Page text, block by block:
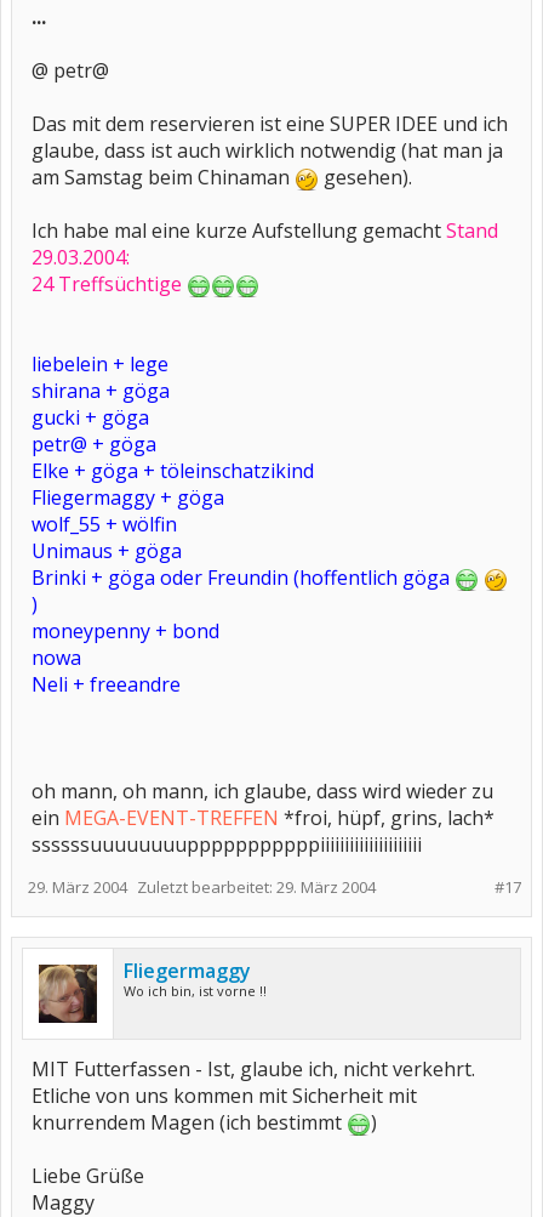
...
@ petr@
Das mit dem reservieren ist eine SUPER IDEE und ich
glaube, dass ist auch wirklich notwendig (hat man ja
am Samstag beim Chinaman
gesehen).
Ich habe mal eine kurze Aufstellung gemachtStand
29.03.2004:
24 Treffsüchtige
liebelein + lege
shirana + göga
gucki + göga
petr@ + göga
Elke + göga + töleinschatzikind
Fliegermaggy + göga
wolf_55 + wölfin
Unimaus + göga
Brinki + göga oder Freundin (hoffentlich göga
)
moneypenny + bond
nowa
Neli + freeandre
oh mann, oh mann, ich glaube, dass wird wieder zu
ein MEGA-EVENT-TREFFEN *froi, hüpf, grins, lach*
ssssssuuuuuuuupppppppppppiiiiiiiiiiiiiiiiiiiii
#17
29. März 2004 Zuletzt bearbeitet: 29. März 2004
Fliegermaggy
Wo ich bin, ist vorne !!
MIT Futterfassen - Ist, glaube ich, nicht verkehrt.
Etliche von uns kommen mit Sicherheit mit
knurrendem Magen (ich bestimmt
)
Liebe Grüße
Maggy